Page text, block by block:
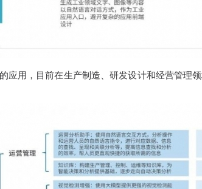
应用，目前在生产制造、研发设计和经营管理